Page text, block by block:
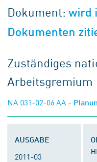
Dokument:wird
Dokumenten
Zuständiges
Arbeitsgremium
NA 031-02-06 AA -
AUSGABE
2011-03